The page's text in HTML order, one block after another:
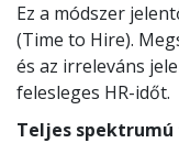
Ez a módszer
(Time to Hire).
és az irreleváns
felesleges HR-időt.
Teljes